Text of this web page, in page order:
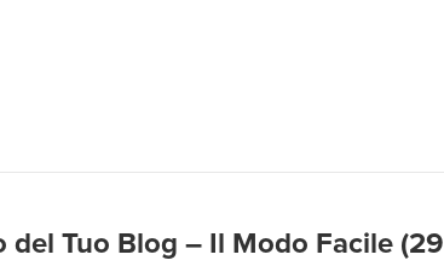
Tuo Blog – Il Modo Facile (29